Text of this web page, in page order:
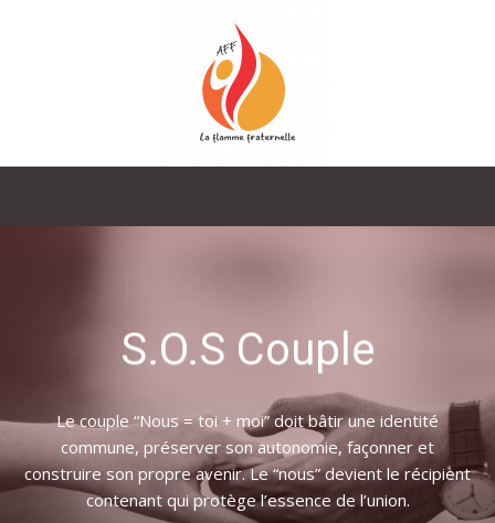
Fraternelle
–
S.O.S Couple
Le couple “Nous = toi + moi” doit bâtir une identité
commune, préserver son autonomie, façonner et
construire son propre avenir. Le “nous” devient le récipient
contenant qui protège l’essence de l’union.